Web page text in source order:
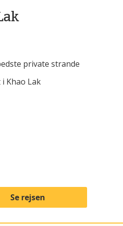
private strande
Khao Lak
Se rejsen